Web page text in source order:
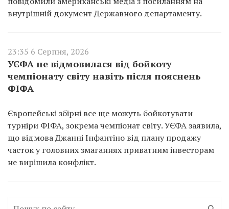
внутрішній документ Державного департаменту.
23:35 6 Серпня, 2026
УЄФА не відмовилася від бойкоту
чемпіонату світу навіть після пояснень
ФІФА
Європейські збірні все ще можуть бойкотувати
турніри ФІФА, зокрема чемпіонат світу. УЄФА заявила,
що відмова Джанні Інфантіно від плану продажу
часток у головних змаганнях приватним інвесторам
не вирішила конфлікт.